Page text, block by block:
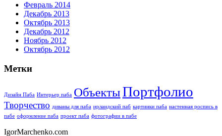
Февраль 2014
Декабрь 2013
Октябрь 2013
Декабрь 2012
Ноябрь 2012
Октябрь 2012
Метки
Дизайн Паба Интерьер паба ОбъектыПортфолио
Творчество диваны для паба ирландский паб картинки паба настенная роспись в
пабе оформление паба проект паба фотографии в пабе
IgorMarchenko.com